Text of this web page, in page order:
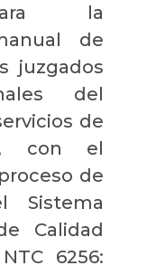
la
de
juzgados
del
de
con el
de
Sistema
Calidad
6256: